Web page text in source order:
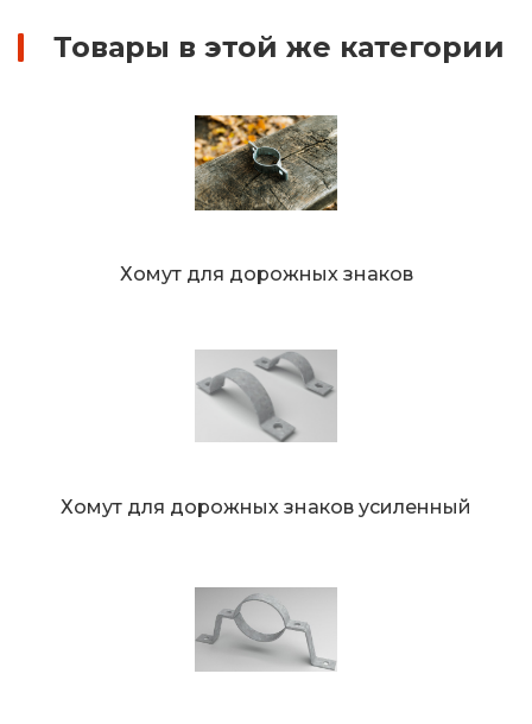
Товары в этой же категории
Хомут для дорожных знаков
Хомут для дорожных знаков усиленный